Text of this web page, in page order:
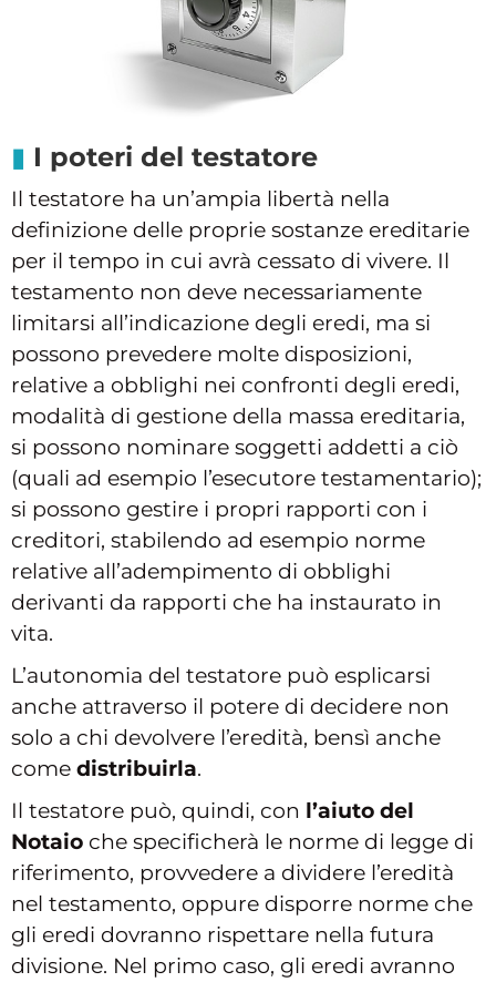
I poteri del testatore
Il testatore ha un’ampia libertà nella
definizione delle proprie sostanze ereditarie
per il tempo in cui avrà cessato di vivere. Il
testamento non deve necessariamente
limitarsi all’indicazione degli eredi, ma si
possono prevedere molte disposizioni,
relative a obblighi nei confronti degli eredi,
modalità di gestione della massa ereditaria,
si possono nominare soggetti addetti a ciò
(quali ad esempio l’esecutore testamentario);
si possono gestire i propri rapporti con i
creditori, stabilendo ad esempio norme
relative all’adempimento di obblighi
derivanti da rapporti che ha instaurato in
vita.
L’autonomia del testatore può esplicarsi
anche attraverso il potere di decidere non
solo a chi devolvere l’eredità, bensì anche
come distribuirla.
Il testatore può, quindi, con l’aiuto del
Notaio che specificherà le norme di legge di
riferimento, provvedere a dividere l’eredità
nel testamento, oppure disporre norme che
gli eredi dovranno rispettare nella futura
divisione. Nel primo caso, gli eredi avranno